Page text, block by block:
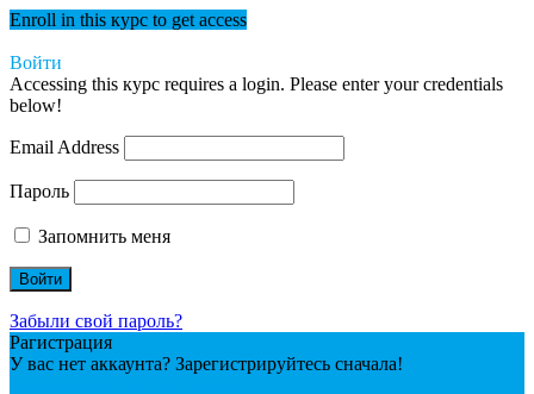
Enroll in this курс to get access
Войти
Accessing this курс requires a login. Please enter your credentials
below!
Email Address
Пароль
Запомнить меня
Забыли свой пароль?
Рагистрация
У вас нет аккаунта? Зарегистрируйтесь сначала!